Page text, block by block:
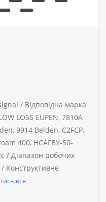
/ Відповідна марка
LOSS EUPEN, 7810A
9914 Belden, C2FCP,
400, HCAFBY-50-
/ Діапазон робочих
/ Конструктивне
все